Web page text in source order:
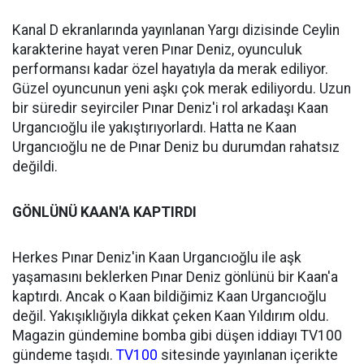
Kanal D ekranlarında yayınlanan Yargı dizisinde Ceylin
karakterine hayat veren Pınar Deniz, oyunculuk
performansı kadar özel hayatıyla da merak ediliyor.
Güzel oyuncunun yeni aşkı çok merak ediliyordu. Uzun
bir süredir seyirciler Pınar Deniz'i rol arkadaşı Kaan
Urgancıoğlu ile yakıştırıyorlardı. Hatta ne Kaan
Urgancıoğlu ne de Pınar Deniz bu durumdan rahatsız
değildi.
GÖNLÜNÜ KAAN'A KAPTIRDI
Herkes Pınar Deniz'in Kaan Urgancıoğlu ile aşk
yaşamasını beklerken Pınar Deniz gönlünü bir Kaan'a
kaptırdı. Ancak o Kaan bildiğimiz Kaan Urgancıoğlu
değil. Yakışıklığıyla dikkat çeken Kaan Yıldırım oldu.
Magazin gündemine bomba gibi düşen iddiayı TV100
gündeme taşıdı. TV100 sitesinde yayınlanan içerikte